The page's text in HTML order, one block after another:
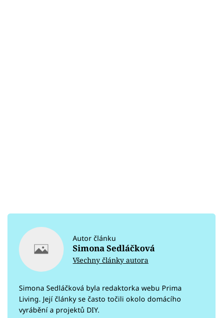
Autor článku
Simona Sedláčková
Všechny články autora
Simona Sedláčková byla redaktorka webu Prima
Living. Její články se často točili okolo domácího
vyrábění a projektů DIY.